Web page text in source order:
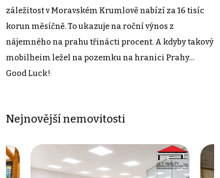
záležitost v Moravském Krumlově nabízí za 16 tisíc
korun měsíčně. To ukazuje na roční výnos z
nájemného na prahu třinácti procent. A kdyby takový
mobilheim ležel na pozemku na hranici Prahy…
Good Luck!
Nejnovější nemovitosti